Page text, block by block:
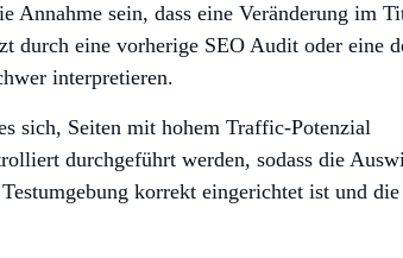
sein, dass eine Veränderung im
durch eine vorherige SEO Audit oder eine
interpretieren.
sich, Seiten mit hohem Traffic-Potenzial
durchgeführt werden, sodass die
korrekt eingerichtet ist und